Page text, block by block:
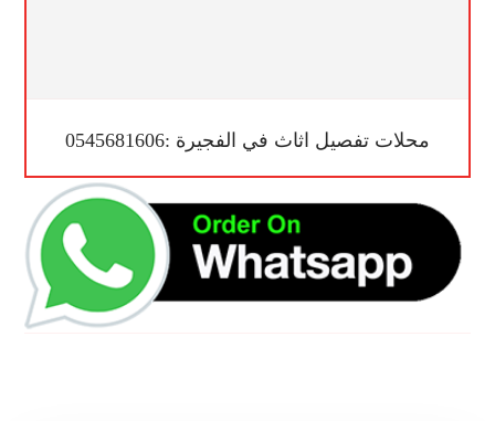
محلات تفصيل اثاث في الفجيرة :0545681606